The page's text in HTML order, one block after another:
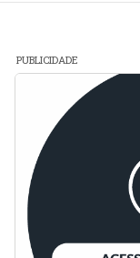
PUBLICIDADE